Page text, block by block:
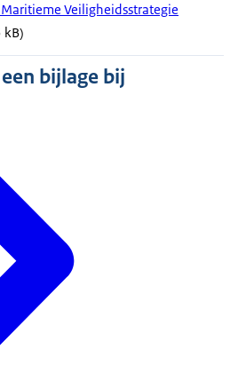
Veiligheidsstrategie
kB)
bijlage bij